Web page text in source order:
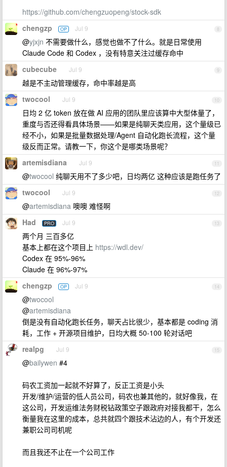
https://github.com/chengzuopeng/stock-sdk
8
chengzp OP Jul 9
@yjxjn 不需要做什么，感觉也做不了什么。就是日常使用
Claude Code 和 Codex ，没有特意关注过缓存命中
9
cubecube Jul 9
越是不主动管理缓存，命中率越是高
10
twocool Jul 9
日均 2 亿 token 放在做 AI 应用的团队里应该算中大型体量了，
重度与否还得看具体场景——如果是纯聊天类应用，这个量级已
经不小，如果是批量数据处理/Agent 自动化跑长流程，这个量
级反而正常。请教一下，你这个是哪类场景呢？
11
artemisdiana Jul 9
@twocool 纯聊天用不了多少吧，日均两亿 这种应该是跑任务了
12
twocool Jul 9
@artemisdiana 噢噢 难怪啊
13
Had PRO Jul 9
两个月 三百多亿
基本上都在这个项目上 https://wdl.dev/
Codex 在 95%-96%
Claude 在 96%-97%
14
chengzp OP Jul 9
@twocool
@artemisdiana
倒是没有自动化跑长任务，聊天占比很少，基本都是 coding 消
耗，工作 + 开源项目维护，日均大概 50-100 轮对话吧
15
realpg Jul 9
@bailywen #4
码农工资加一起就不好算了，反正工资是小头
开发/维护/运营的低人员公司，码农也兼其他的，就好像我，在
这公司，开发运维法务财税钻政策空子跟政府对接我都干，怎么
衡量我在这里的成本，总共就四个跟技术沾边的人，有个开发还
兼职公司司机呢
而且我还不止在一个公司工作